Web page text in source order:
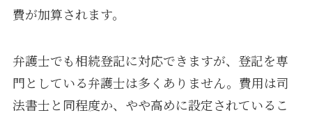
費が加算されます。
弁護士でも相続登記に対応できますが、登記を専
門としている弁護士は多くありません。費用は司
法書士と同程度か、やや高めに設定されているこ